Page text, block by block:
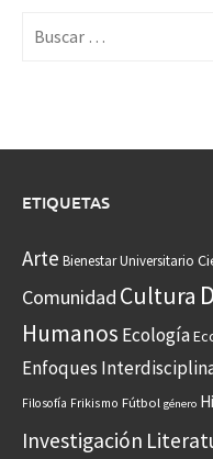
ETIQUETAS
Arte Bienestar Universitario
Comunidad Cultura
Humanos Ecología
Enfoques
Filosofía Frikismo Fútbol género
Investigación